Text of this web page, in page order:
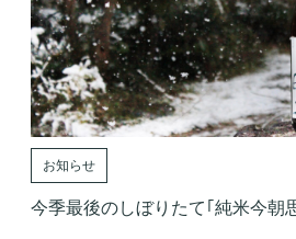
お知らせ
今季最後のしぼりたて｢純米今朝